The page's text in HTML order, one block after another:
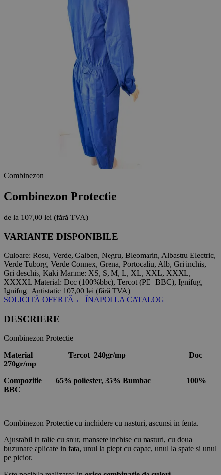
Combinezon
Combinezon Protectie
de la 107,00 lei (fără TVA)
VARIANTE DISPONIBILE
Culoare: Rosu, Verde, Galben, Negru, Bleomarin, Albastru Electric,
Verde Tuborg, Verde Connex, Grena, Portocaliu, Alb, Gri inchis,
Gri deschis, Kaki Marime: XS, S, M, L, XL, XXL, XXXL,
XXXXL Material: Doc (100%bbc), Tercot (PE+BBC), Ignifug,
Ignifug+Antistatic 107,00 lei (fără TVA)
SOLICITĂ OFERTĂ ← ÎNAPOI LA CATALOG
DESCRIERE
Combinezon Protectie
Material Tercot 240gr/mp Doc
270gr/mp
Compozitie 65% poliester, 35% Bumbac 100%
BBC
Combinezon Protectie cu inchidere cu nasturi, ascunsi in fenta.
Ajustabil in talie cu snur, mansete inchise cu nasturi, cu doua
buzunare aplicate in fata, unul la piept cu capac, unul la spate si unul
pe picior.